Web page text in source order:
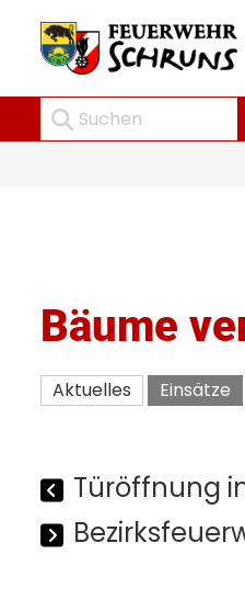
Bäume
Aktuelles Einsätze
Türöffnung